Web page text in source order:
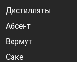
Дистилляты
Абсент
Вермут
Саке